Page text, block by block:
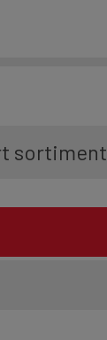
sortiment